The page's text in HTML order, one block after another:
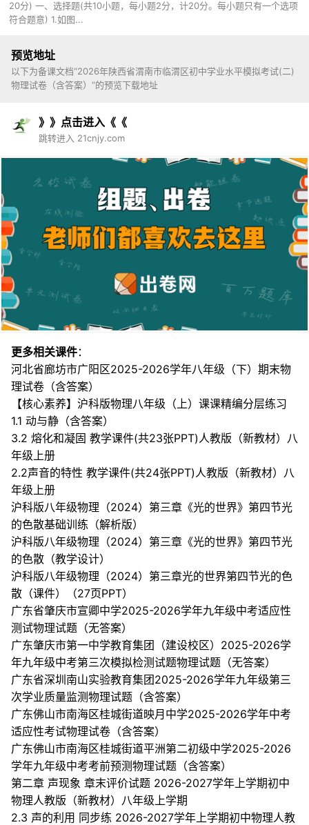
20分) 一、选择题(共10小题，每小题2分，计20分。每小题只有一个选项
符合题意) 1.如图...
预览地址
以下为备课文档“2026年陕西省渭南市临渭区初中学业水平模拟考试(二)
物理试卷（含答案）”的预览下载地址
》》点击进入《《
跳转进入 21cnjy.com
更多相关课件：
河北省廊坊市广阳区2025-2026学年八年级（下）期末物
理试卷（含答案）
【核心素养】沪科版物理八年级（上）课课精编分层练习
1.1 动与静（含答案）
3.2 熔化和凝固 教学课件(共23张PPT)人教版（新教材）八
年级上册
2.2声音的特性 教学课件(共24张PPT)人教版（新教材）八
年级上册
沪科版八年级物理（2024）第三章《光的世界》第四节光
的色散基础训练（解析版）
沪科版八年级物理（2024）第三章《光的世界》第四节光
的色散（教学设计）
沪科版八年级物理（2024）第三章光的世界第四节光的色
散（课件）（27页PPT）
广东省肇庆市宣卿中学2025-2026学年九年级中考适应性
测试物理试题（无答案）
广东肇庆市第一中学教育集团（建设校区）2025-2026学
年九年级中考第三次模拟检测试题物理试题（无答案）
广东省深圳南山实验教育集团2025-2026学年九年级第三
次学业质量监测物理试题（含答案）
广东佛山市南海区桂城街道映月中学2025-2026学年中考
适应性考试物理试卷（含答案）
广东佛山市南海区桂城街道平洲第二初级中学2025-2026
学年九年级中考考前预测物理试题（含答案）
第二章 声现象 章末评价试题 2026-2027学年上学期初中
物理人教版（新教材）八年级上学期
2.3 声的利用 同步练 2026-2027学年上学期初中物理人教